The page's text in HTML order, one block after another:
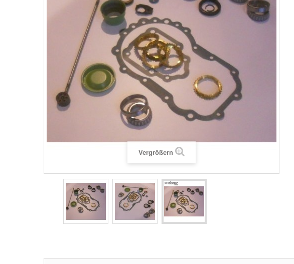
Vergrößern